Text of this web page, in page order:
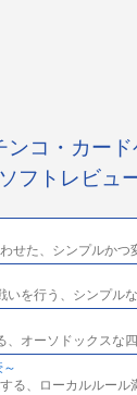
ンコ・カー
フトレビュ
せた、シンプルかつ
いを行う、シンプル
、オーソドックスな
る、ローカルルール